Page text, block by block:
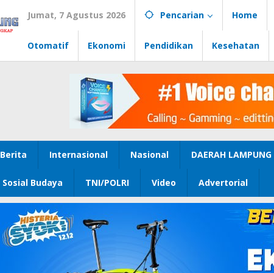
Jumat, 7 Agustus 2026 Pencarian Home
Otomatif Ekonomi Pendidikan Kesehatan
Berita Internasional Nasional DAERAH LAMPUNG
Sosial Budaya TNI/POLRI Video Advertorial